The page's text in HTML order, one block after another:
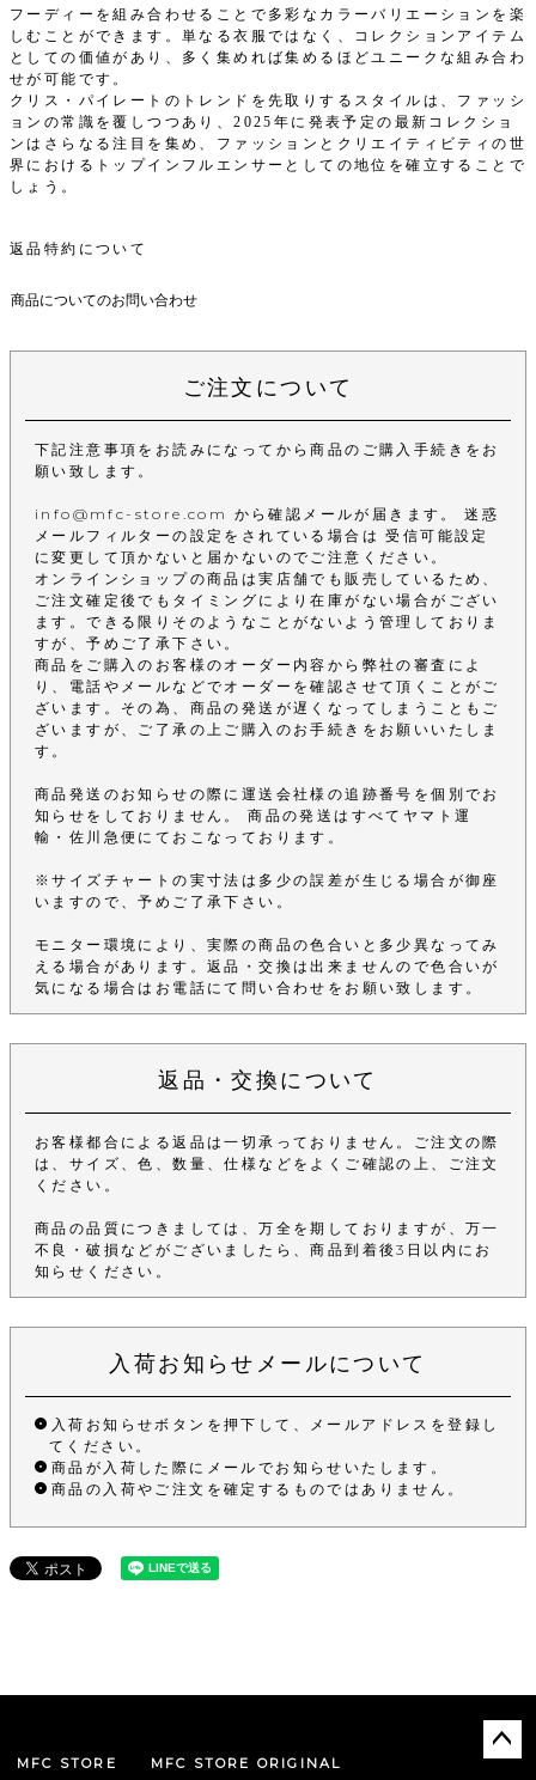
フーディーを組み合わせることで多彩なカラーバリエーションを楽
しむことができます。単なる衣服ではなく、コレクションアイテム
としての価値があり、多く集めれば集めるほどユニークな組み合わ
せが可能です。
クリス・パイレートのトレンドを先取りするスタイルは、ファッシ
ョンの常識を覆しつつあり、2025年に発表予定の最新コレクショ
ンはさらなる注目を集め、ファッションとクリエイティビティの世
界におけるトップインフルエンサーとしての地位を確立することで
しょう。
返品特約について
商品についてのお問い合わせ
ご注文について
下記注意事項をお読みになってから商品のご購入手続きをお
願い致します。
info@mfc-store.com から確認メールが届きます。 迷惑
メールフィルターの設定をされている場合は 受信可能設定
に変更して頂かないと届かないのでご注意ください。
オンラインショップの商品は実店舗でも販売しているため、
ご注文確定後でもタイミングにより在庫がない場合がござい
ます。できる限りそのようなことがないよう管理しておりま
すが、予めご了承下さい。
商品をご購入のお客様のオーダー内容から弊社の審査によ
り、電話やメールなどでオーダーを確認させて頂くことがご
ざいます。その為、商品の発送が遅くなってしまうこともご
ざいますが、ご了承の上ご購入のお手続きをお願いいたしま
す。
商品発送のお知らせの際に運送会社様の追跡番号を個別でお
知らせをしておりません。 商品の発送はすべてヤマト運
輸・佐川急便にておこなっております。
※サイズチャートの実寸法は多少の誤差が生じる場合が御座
いますので、予めご了承下さい。
モニター環境により、実際の商品の色合いと多少異なってみ
える場合があります。返品・交換は出来ませんので色合いが
気になる場合はお電話にて問い合わせをお願い致します。
返品・交換について
お客様都合による返品は一切承っておりません。ご注文の際
は、サイズ、色、数量、仕様などをよくご確認の上、ご注文
ください。
商品の品質につきましては、万全を期しておりますが、万一
不良・破損などがございましたら、商品到着後3日以内にお
知らせください。
入荷お知らせメールについて
入荷お知らせボタンを押下して、メールアドレスを登録し
てください。
商品が入荷した際にメールでお知らせいたします。
商品の入荷やご注文を確定するものではありません。
MFC STORE MFC STORE ORIGINAL